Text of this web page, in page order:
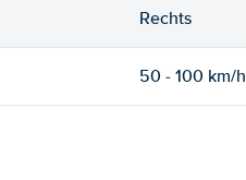
Rechts
50 - 100 km/h